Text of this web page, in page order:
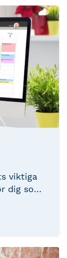
viktiga
dig som